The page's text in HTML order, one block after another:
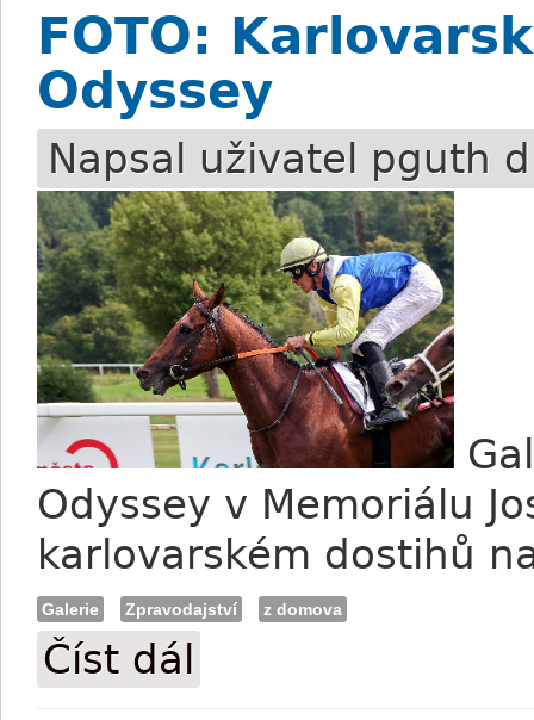
FOTO:
Odyssey
Napsal uživatel pguth
Odyssey v Memoriálu
karlovarském dostihů
Galerie Zpravodajství z domova
Číst dál